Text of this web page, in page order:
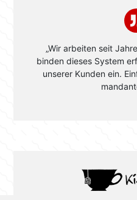
„Wir arbeiten seit
binden dieses System
unserer Kunden ein.